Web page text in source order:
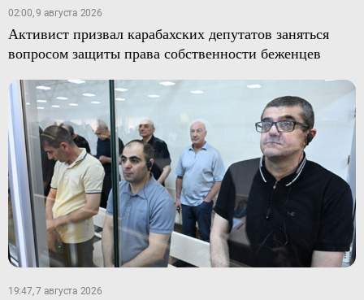
02:00, 9 августа 2026
Активист призвал карабахских депутатов заняться
вопросом защиты права собственности беженцев
19:47, 7 августа 2026